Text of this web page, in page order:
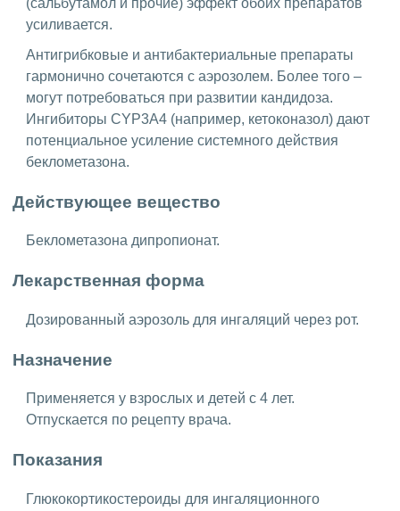
(сальбутамол и прочие) эффект обоих препаратов
усиливается.
Антигрибковые и антибактериальные препараты
гармонично сочетаются с аэрозолем. Более того –
могут потребоваться при развитии кандидоза.
Ингибиторы CYP3A4 (например, кетоконазол) дают
потенциальное усиление системного действия
беклометазона.
Действующее вещество
Беклометазона дипропионат.
Лекарственная форма
Дозированный аэрозоль для ингаляций через рот.
Назначение
Применяется у взрослых и детей с 4 лет.
Отпускается по рецепту врача.
Показания
Глюкокортикостероиды для ингаляционного